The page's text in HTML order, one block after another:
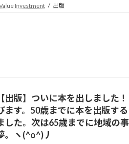
Investment 出版
【出版】ついに本を出しました
ます。50歳までに本を出版す
した。次は65歳までに地域の
。ヽ(^o^)丿